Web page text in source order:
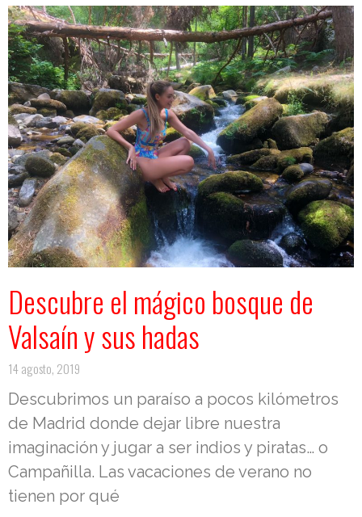
Descubre el mágico bosque de
Valsaín y sus hadas
14 agosto, 2019
Descubrimos un paraíso a pocos kilómetros
de Madrid donde dejar libre nuestra
imaginación y jugar a ser indios y piratas… o
Campañilla. Las vacaciones de verano no
tienen por qué